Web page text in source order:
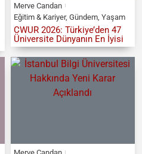
Merve Candan
Eğitim & Kariyer, Gündem, Yaşam
CWUR 2026: Türkiye’den 47
Üniversite Dünyanın En İyisi